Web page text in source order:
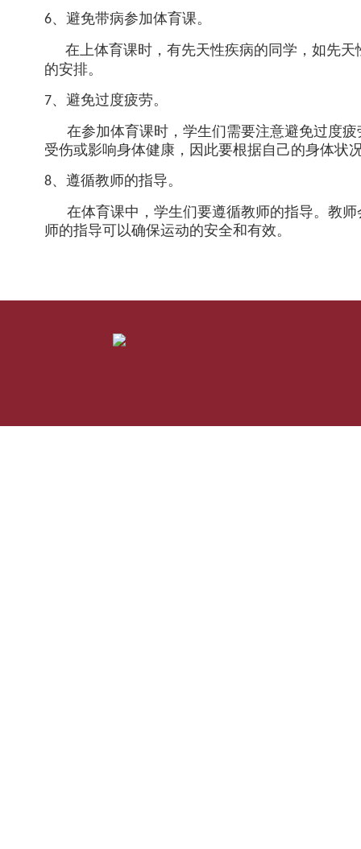
6、避免带病参加体育课。
在上体育课时，有先天性疾病的同学，如先
的安排。
7、避免过度疲劳。
在参加体育课时，学生们需要注意避免过度
受伤或影响身体健康，因此要根据自己的身体状
8、遵循教师的指导。
在体育课中，学生们要遵循教师的指导。教
师的指导可以确保运动的安全和有效。